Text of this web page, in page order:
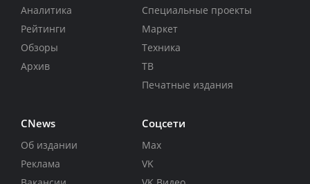
Аналитика
Рейтинги
Обзоры
Архив
Специальные проекты
Маркет
Техника
ТВ
Печатные издания
CNews
Об издании
Реклама
Соцсети
Max
VK